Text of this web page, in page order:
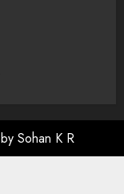
by Sohan K R